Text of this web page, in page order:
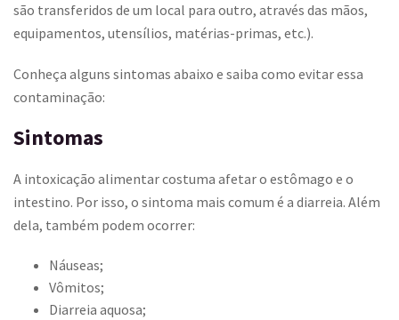
são transferidos de um local para outro, através das mãos,
equipamentos, utensílios, matérias-primas, etc.).
Conheça alguns sintomas abaixo e saiba como evitar essa
contaminação:
Sintomas
A intoxicação alimentar costuma afetar o estômago e o
intestino. Por isso, o sintoma mais comum é a diarreia. Além
dela, também podem ocorrer:
Náuseas;
Vômitos;
Diarreia aquosa;